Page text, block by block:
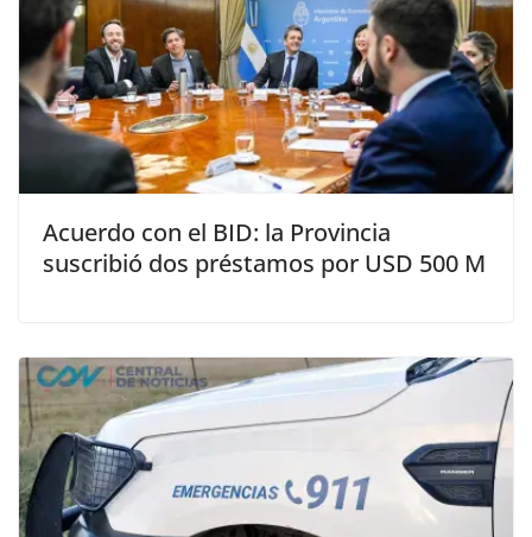
Acuerdo con el BID: la Provincia
suscribió dos préstamos por USD 500 M